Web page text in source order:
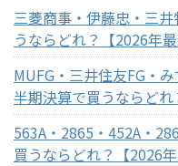
三菱商事・伊藤忠・三
うならどれ？【2026年最
MUFG・三井住友FG・
半期決算で買うならどれ
563A・2865・452A・
買うならどれ？【2026年